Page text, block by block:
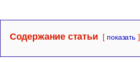
Содержание статьи показать